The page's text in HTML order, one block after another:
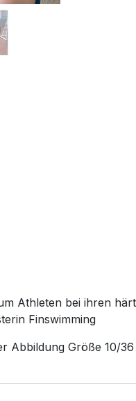
Athleten bei ihren
Finswimming
Abbildung Größe 10/36